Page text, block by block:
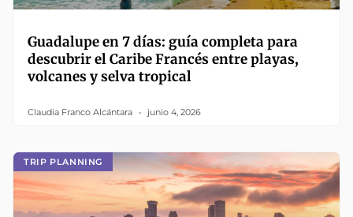
Guadalupe en 7 días: guía completa para
descubrir el Caribe Francés entre playas,
volcanes y selva tropical
Claudia Franco Alcántara junio 4, 2026
TRIP PLANNING